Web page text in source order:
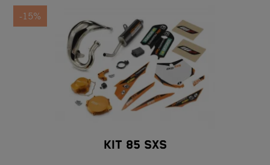
-15%
KIT 85 SXS